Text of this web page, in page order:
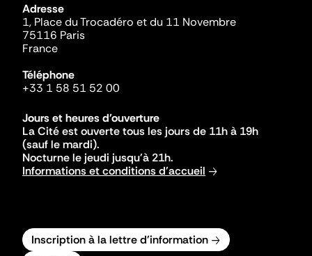
Adresse
1, Place du Trocadéro et du 11 Novembre
75116 Paris
France
Téléphone
+33 1 58 51 52 00
Jours et heures d'ouverture
La Cité est ouverte tous les jours de 11h à 19h
(sauf le mardi).
Nocturne le jeudi jusqu'à 21h.
Informations et conditions d'accueil
Inscription à la lettre d'information